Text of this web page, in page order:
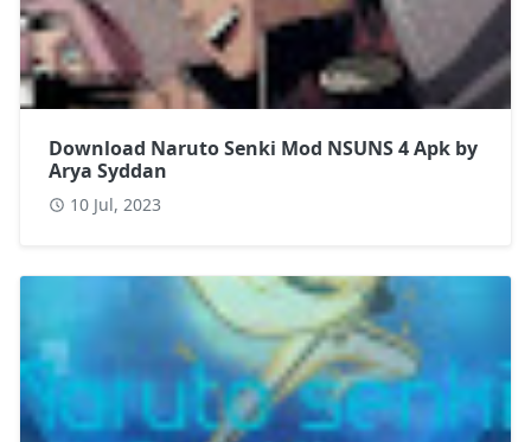
Download Naruto Senki Mod NSUNS 4 Apk by
Arya Syddan
10 Jul, 2023